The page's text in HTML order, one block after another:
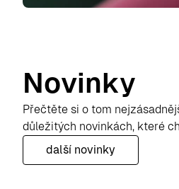
Novinky
Přečtěte si o tom
důležitých novinkách, které
další novinky